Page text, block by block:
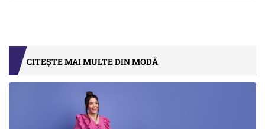
CITEȘTE MAI MULTE DIN MODĂ